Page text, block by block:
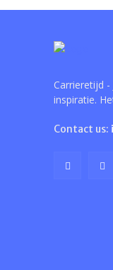
Carrieretijd
inspiratie.
Contact us: